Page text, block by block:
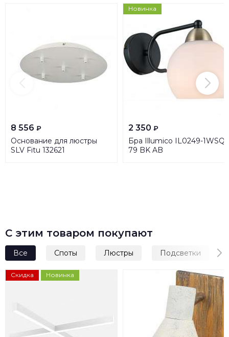
8 556 ₽
Основание для люстры
SLV Fitu 132621
Новинка
2 350 ₽
Бра Illumico IL0249-1WSQ-
79 BK AB
С этим товаром покупают
Все Споты Люстры Подсветки
Скидка Новинка